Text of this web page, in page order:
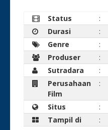
Status :
Durasi
:
Genre
:
Produser
:
Sutradara
:
Perusahaan
Film
:
Situs :
Tampil di
: